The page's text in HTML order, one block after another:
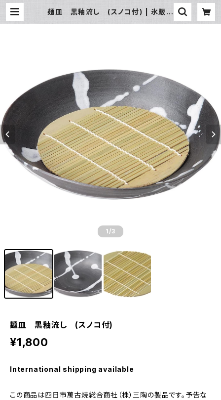
麺皿 黒釉流し (スノコ付) | 氷販売
1 /3
麺皿 黒釉流し (スノコ付)
¥1,800
International shipping available
この商品は四日市萬古焼総合商社（株）三陶の製品です。予告な